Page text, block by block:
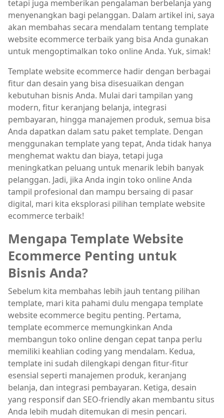
tetapi juga memberikan pengalaman berbelanja yang
menyenangkan bagi pelanggan. Dalam artikel ini, saya
akan membahas secara mendalam tentang template
website ecommerce terbaik yang bisa Anda gunakan
untuk mengoptimalkan toko online Anda. Yuk, simak!
Template website ecommerce hadir dengan berbagai
fitur dan desain yang bisa disesuaikan dengan
kebutuhan bisnis Anda. Mulai dari tampilan yang
modern, fitur keranjang belanja, integrasi
pembayaran, hingga manajemen produk, semua bisa
Anda dapatkan dalam satu paket template. Dengan
menggunakan template yang tepat, Anda tidak hanya
menghemat waktu dan biaya, tetapi juga
meningkatkan peluang untuk menarik lebih banyak
pelanggan. Jadi, jika Anda ingin toko online Anda
tampil profesional dan mampu bersaing di pasar
digital, mari kita eksplorasi pilihan template website
ecommerce terbaik!
Mengapa Template Website
Ecommerce Penting untuk
Bisnis Anda?
Sebelum kita membahas lebih jauh tentang pilihan
template, mari kita pahami dulu mengapa template
website ecommerce begitu penting. Pertama,
template ecommerce memungkinkan Anda
membangun toko online dengan cepat tanpa perlu
memiliki keahlian coding yang mendalam. Kedua,
template ini sudah dilengkapi dengan fitur-fitur
esensial seperti manajemen produk, keranjang
belanja, dan integrasi pembayaran. Ketiga, desain
yang responsif dan SEO-friendly akan membantu situs
Anda lebih mudah ditemukan di mesin pencari.